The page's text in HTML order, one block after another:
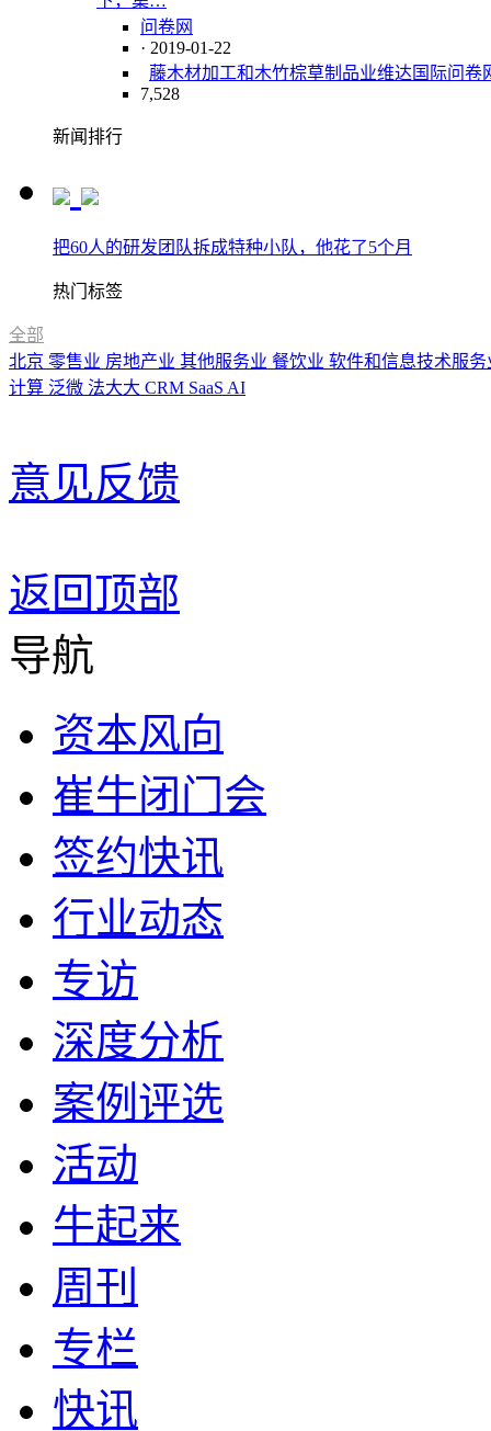
问卷网
· 2019-01-22
藤木材加工和木竹棕草制品业维达国际问卷
7,528
新闻排行
把60人的研发团队拆成特种小队，他花了5个月
热门标签
全部
北京 零售业 房地产业 其他服务业 餐饮业 软件和信息技术服
计算 泛微 法大大 CRM SaaS AI
意见反馈
返回顶部
导航
资本风向
崔牛闭门会
签约快讯
行业动态
专访
深度分析
案例评选
活动
牛起来
周刊
专栏
快讯